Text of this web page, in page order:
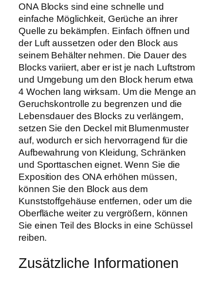
ONA Blocks sind eine schnelle und
einfache Möglichkeit, Gerüche an ihrer
Quelle zu bekämpfen. Einfach öffnen und
der Luft aussetzen oder den Block aus
seinem Behälter nehmen. Die Dauer des
Blocks variiert, aber er ist je nach Luftstrom
und Umgebung um den Block herum etwa
4 Wochen lang wirksam. Um die Menge an
Geruchskontrolle zu begrenzen und die
Lebensdauer des Blocks zu verlängern,
setzen Sie den Deckel mit Blumenmuster
auf, wodurch er sich hervorragend für die
Aufbewahrung von Kleidung, Schränken
und Sporttaschen eignet. Wenn Sie die
Exposition des ONA erhöhen müssen,
können Sie den Block aus dem
Kunststoffgehäuse entfernen, oder um die
Oberfläche weiter zu vergrößern, können
Sie einen Teil des Blocks in eine Schüssel
reiben.
Zusätzliche Informationen